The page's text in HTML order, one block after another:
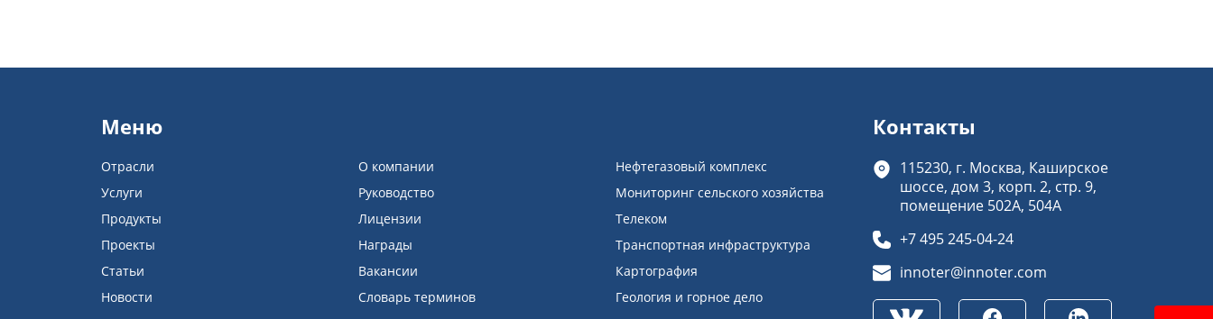
Меню
Отрасли
Услуги
Продукты
Проекты
Статьи
Новости
О компании
Руководство
Лицензии
Награды
Вакансии
Словарь терминов
Нефтегазовый комплекс
Мониторинг сельского хозяйства
Телеком
Транспортная инфраструктура
Картография
Геология и горное дело
Контакты
115230, г. Москва, Каширское
шоссе, дом 3, корп. 2, стр. 9,
помещение 502А, 504А
+7 495 245-04-24
innoter@innoter.com